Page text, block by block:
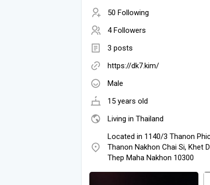
50 Following
4 Followers
3 posts
https://dk7.kim/
Male
15 years old
Living in Thailand
Located in 1140/3 Thanon
Thanon Nakhon Chai Si, Khet
Thep Maha Nakhon 10300